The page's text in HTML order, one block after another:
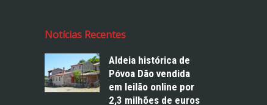
Notícias Recentes
Aldeia histórica de
Póvoa Dão vendida
em leilão online por
2,3 milhões de euros